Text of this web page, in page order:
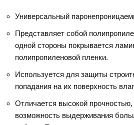
Универсальный
Представляет собой
одной стороны покрывается
полипропиленовой пленки.
Используется для защиты
попадания на их поверхность
Отличается высокой прочностью,
возможность выдерживания